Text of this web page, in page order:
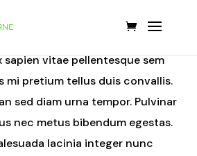
amet consectetur adipiscing elit.
vitae pellentesque sem
mi pretium tellus duis convallis.
sed diam urna tempor. Pulvinar
nec metus bibendum egestas.
lacinia integer nunc